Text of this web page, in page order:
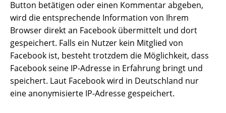
Button betätigen oder einen Kommentar abgeben,
wird die entsprechende Information von Ihrem
Browser direkt an Facebook übermittelt und dort
gespeichert. Falls ein Nutzer kein Mitglied von
Facebook ist, besteht trotzdem die Möglichkeit, dass
Facebook seine IP-Adresse in Erfahrung bringt und
speichert. Laut Facebook wird in Deutschland nur
eine anonymisierte IP-Adresse gespeichert.